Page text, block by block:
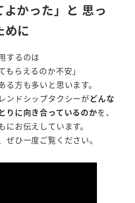
よかった」と 思っ
めに
するのは
もらえるのか不安」
る方も多いと思います。
ンドシップタクシーがどんな
りに向き合っているのかを、
にお伝えしています。
ぜひ一度ご覧ください。